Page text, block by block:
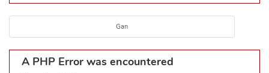
Gan
A PHP Error was encountered